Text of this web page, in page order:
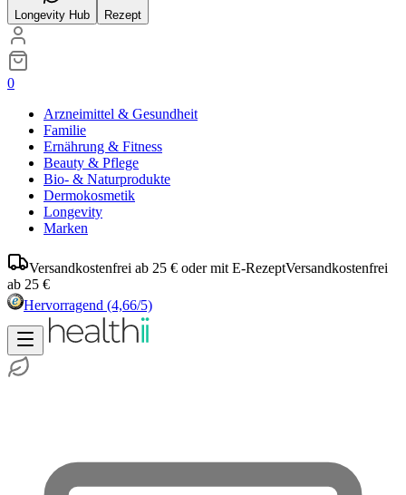
Longevity Hub Rezept
0
Arzneimittel & Gesundheit
Familie
Ernährung & Fitness
Beauty & Pflege
Bio- & Naturprodukte
Dermokosmetik
Longevity
Marken
Versandkostenfrei ab 25 € oder mit E-RezeptVersandkostenfrei
ab 25 €
Hervorragend (4,66/5)